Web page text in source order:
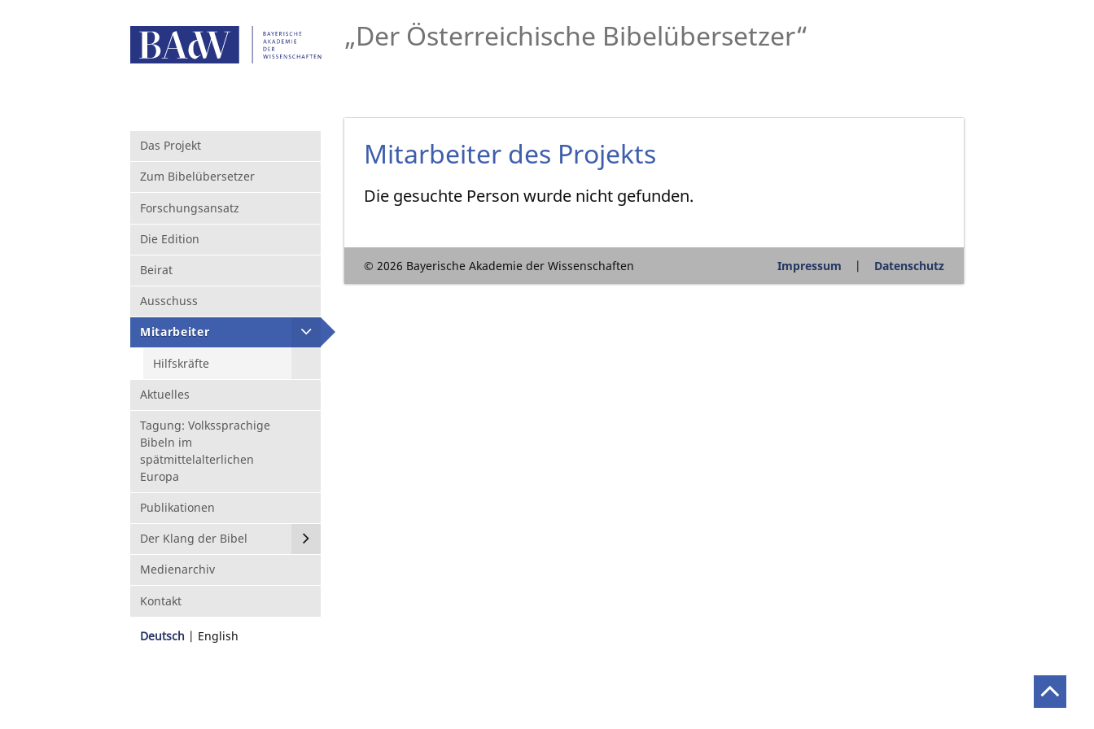
„Der Österreichische Bibelübersetzer“
Das Projekt
Zum Bibelübersetzer
Forschungsansatz
Die Edition
Beirat
Ausschuss
Mitarbeiter
Hilfskräfte
Aktuelles
Tagung: Volkssprachige
Bibeln im
spätmittelalterlichen
Europa
Publikationen
Der Klang der Bibel
Medienarchiv
Kontakt
Deutsch English
Mitarbeiter des Projekts
Die gesuchte Person wurde nicht gefunden.
© 2026 Bayerische Akademie der Wissenschaften Impressum Datenschutz